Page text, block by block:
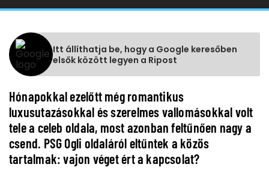
Itt állíthatja be, hogy a Google keresőben
elsők között legyen a Ripost
Hónapokkal ezelőtt még romantikus
luxusutazásokkal és szerelmes vallomásokkal volt
tele a celeb oldala, most azonban feltűnően nagy a
csend. PSG Ogli oldaláról eltűntek a közös
tartalmak: vajon véget ért a kapcsolat?